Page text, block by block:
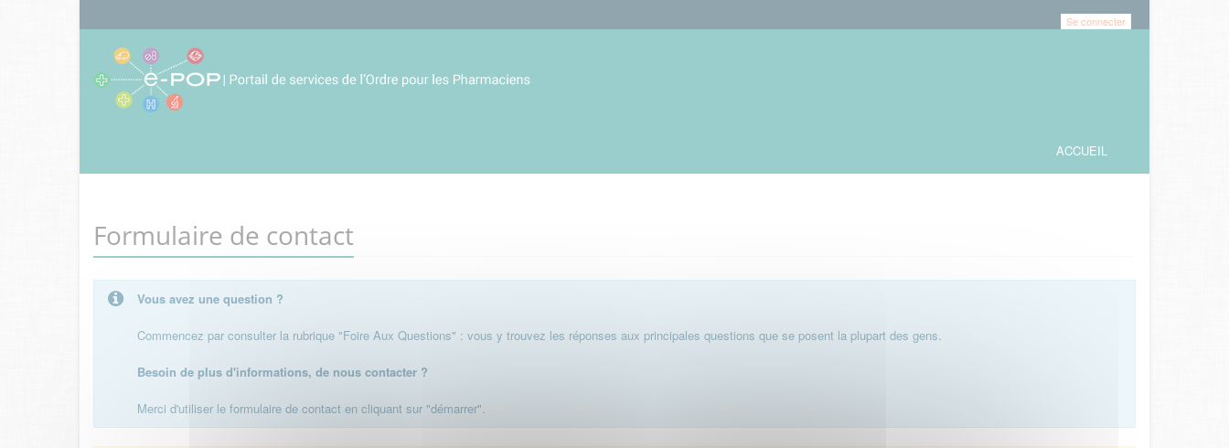
Se connecter
ACCUEIL
Formulaire de contact
Vous avez une question ?
Commencez par consulter la rubrique "Foire Aux Questions" : vous y trouvez les réponses aux principales questions que se posent la plupart des gens.
Besoin de plus d'informations, de nous contacter ?
Merci d'utiliser le formulaire de contact en cliquant sur "démarrer".